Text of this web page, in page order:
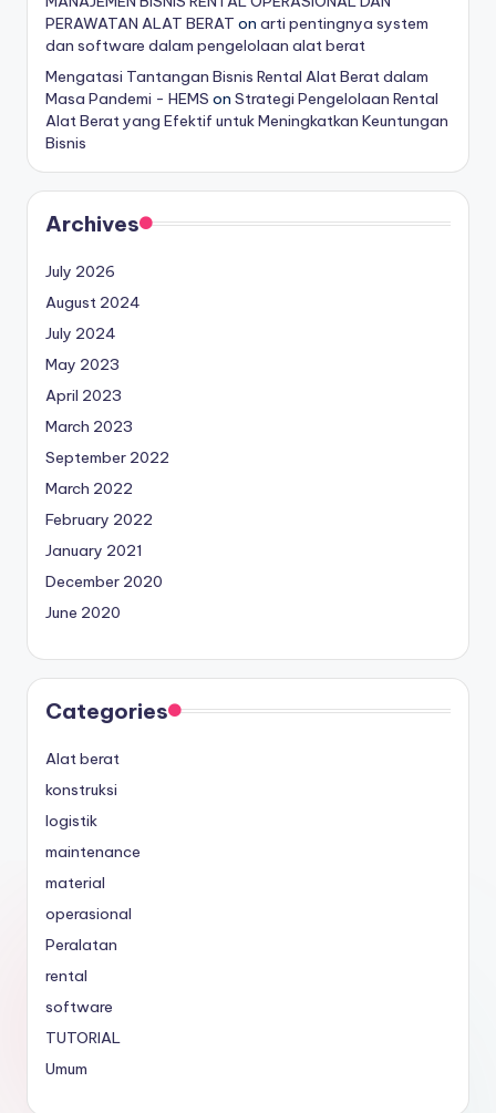
PERAWATAN ALAT BERAT on arti pentingnya system
dan software dalam pengelolaan alat berat
Mengatasi Tantangan Bisnis Rental Alat Berat dalam
Masa Pandemi - HEMS on Strategi Pengelolaan Rental
Alat Berat yang Efektif untuk Meningkatkan Keuntungan
Bisnis
Archives
July 2026
August 2024
July 2024
May 2023
April 2023
March 2023
September 2022
March 2022
February 2022
January 2021
December 2020
June 2020
Categories
Alat berat
konstruksi
logistik
maintenance
material
operasional
Peralatan
rental
software
TUTORIAL
Umum